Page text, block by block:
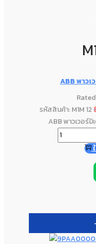
ABB พาวเ
Rated
รหัสสินค้า: M1M 12
ABB พาวเวอร์มิ